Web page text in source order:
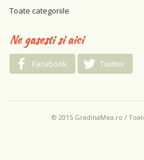
Toate categoriile
Ne gasesti si aici
Facebook Twitter
© 2015 GradinaMea.ro /